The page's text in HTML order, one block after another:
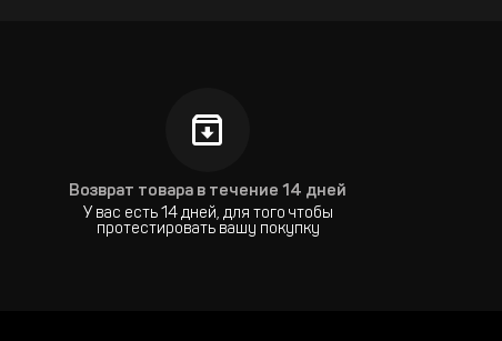
Возврат товара в течение 14 дней
У вас есть 14 дней, для того чтобы
протестировать вашу покупку